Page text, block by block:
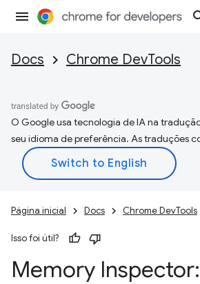
Docs Chrome DevTools
O Google usa tecnologia de IA na
seu idioma de preferência. As traduções
Página inicial Docs Chrome DevTools
Isso foi útil?
Memory Inspector: